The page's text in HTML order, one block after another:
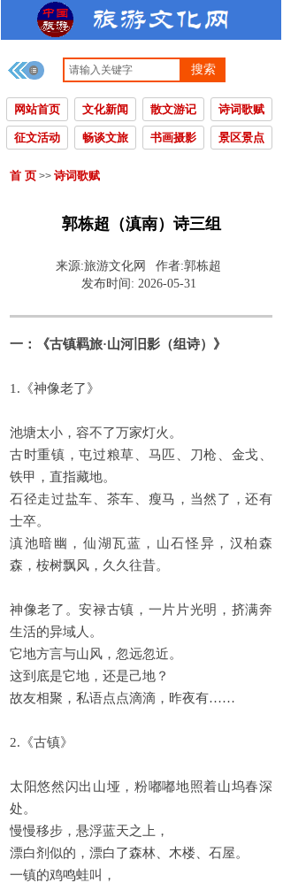
搜索
网站首页 文化新闻 散文游记 诗词歌赋
征文活动 畅谈文旅 书画摄影 景区景点
首 页 >> 诗词歌赋
郭栋超（滇南）诗三组
来源:旅游文化网 作者:郭栋超
发布时间: 2026-05-31
一：《古镇羁旅·山河旧影（组诗）》
1.《神像老了》
池塘太小，容不了万家灯火。
古时重镇，屯过粮草、马匹、刀枪、金戈、
铁甲，直指藏地。
石径走过盐车、茶车、瘦马，当然了，还有
士卒。
滇池暗幽，仙湖瓦蓝，山石怪异，汉柏森
森，桉树飘风，久久往昔。
神像老了。安禄古镇，一片片光明，挤满奔
生活的异域人。
它地方言与山风，忽远忽近。
这到底是它地，还是己地？
故友相聚，私语点点滴滴，昨夜有……
2.《古镇》
太阳悠然闪出山垭，粉嘟嘟地照着山坞春深
处。
慢慢移步，悬浮蓝天之上，
漂白剂似的，漂白了森林、木楼、石屋。
一镇的鸡鸣蛙叫，